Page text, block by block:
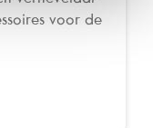
voor de